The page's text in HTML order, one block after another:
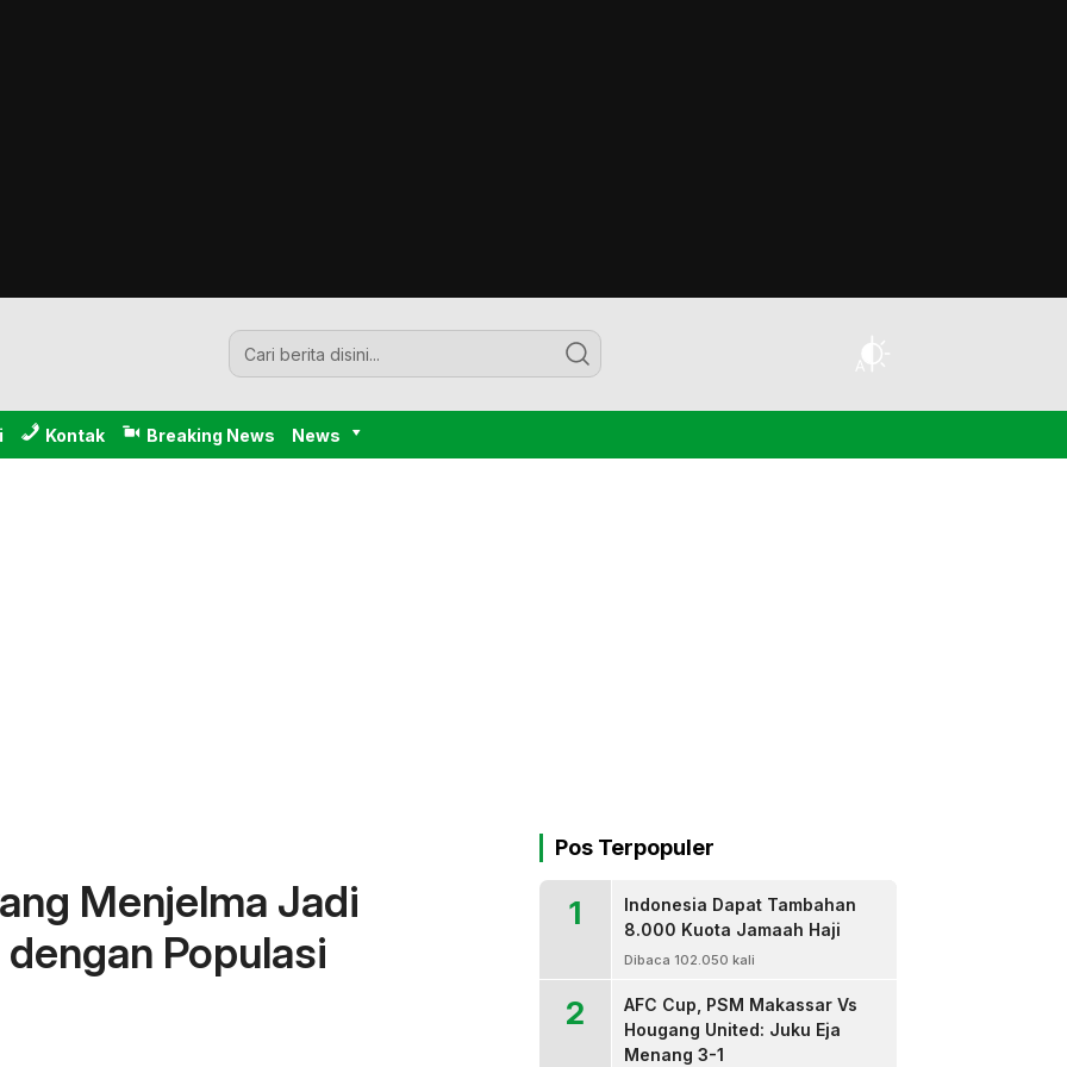
Kontak Breaking News News
Menjelma Jadi
Populasi
Pos Terpopuler
1
Indonesia Dapat Tambahan
8.000 Kuota Jamaah Haji
Dibaca 102.050 kali
2
AFC Cup, PSM Makassar Vs
Hougang United: Juku Eja
Menang 3-1